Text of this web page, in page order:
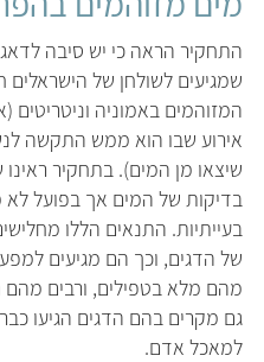
התחקיר הראה כי יש סיבה
שמגיעים לשולחן של
המזוהמים באמוניה
אירוע שבו הוא ממש התקשה
שיצאו מן המים). בתחקיר
בדיקות של המים אך בפועל
בעייתיות. התנאים הללו
של הדגים, וכך הם מגיעים
מהם מלא בטפילים, ורבים מהם
גם מקרים בהם הדגים הגיעו
למאכל אדם.